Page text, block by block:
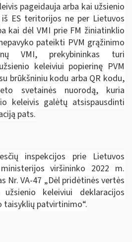
pageidauja arba kai užsienio
ES teritorijos ne per Lietuvos
kai dėl VMI prie FM žiniatinklio
pateikti PVM grąžinimo
VMI, prekybininkas turi
keleiviui popierinę PVM
brūkšniniu kodu arba QR kodu,
svetainės nuorodą, kuria
keleivis galėtų atsispausdinti
pats.
inspekcijos prie Lietuvos
viršininko 2022 m.
Nr. VA-47 „Dėl pridėtinės vertės
keleiviui deklaracijos
patvirtinimo“.